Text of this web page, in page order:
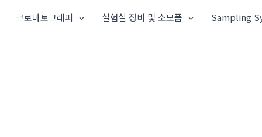
크로마토그래피 실험실 장비 및 소모품 Sampling